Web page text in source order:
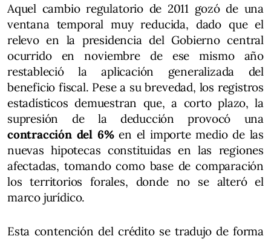
Aquel cambio regulatorio de 2011 gozó de una
ventana temporal muy reducida, dado que el
relevo en la presidencia del Gobierno central
ocurrido en noviembre de ese mismo año
restableció la aplicación generalizada del
beneficio fiscal. Pese a su brevedad, los registros
estadísticos demuestran que, a corto plazo, la
supresión de la deducción provocó una
contracción del 6%en el importe medio de las
nuevas hipotecas constituidas en las regiones
afectadas, tomando como base de comparación
los territorios forales, donde no se alteró el
marco jurídico.
Esta contención del crédito se tradujo de forma